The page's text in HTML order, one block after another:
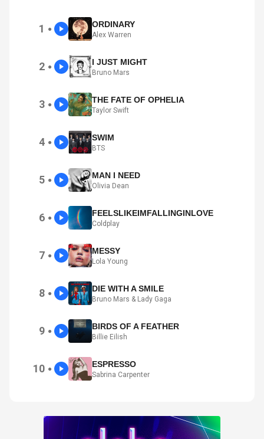
1 ● ORDINARY
Alex Warren
2 ● I JUST MIGHT
Bruno Mars
3 ● THE FATE OF OPHELIA
Taylor Swift
4 ● SWIM
BTS
5 ● MAN I NEED
Olivia Dean
6 ● FEELSLIKEIMFALLINGINLOVE
Coldplay
7 ● MESSY
Lola Young
8 ● DIE WITH A SMILE
Bruno Mars & Lady Gaga
9 ● BIRDS OF A FEATHER
Billie Eilish
10 ● ESPRESSO
Sabrina Carpenter